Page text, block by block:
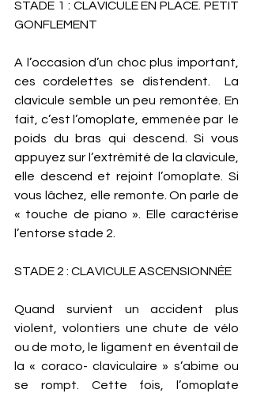
STADE 1 : CLAVICULE EN PLACE. PETIT
GONFLEMENT
A l’occasion d’un choc plus important,
ces cordelettes se distendent.  La
clavicule semble un peu remontée. En
fait, c’est l’omoplate, emmenée par  le
poids du bras qui descend. Si vous
appuyez sur l’extrémité de la clavicule,
elle descend et rejoint l’omoplate. Si
vous lâchez, elle remonte. On parle de
« touche de piano ». Elle caractérise
l’entorse stade 2.
STADE 2 : CLAVICULE ASCENSIONNÉE
Quand survient un accident plus
violent, volontiers une chute de vélo
ou de moto, le ligament en éventail de
la « coraco- claviculaire » s’abime ou
se rompt. Cette fois, l’omoplate